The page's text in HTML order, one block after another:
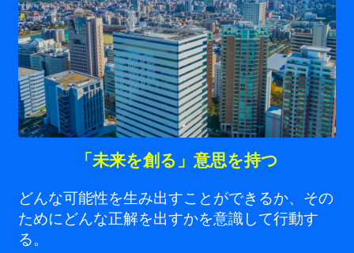
「未来を創る」意思を持つ
どんな可能性を生み出すことができるか、その
ためにどんな正解を出すかを意識して行動す
る。